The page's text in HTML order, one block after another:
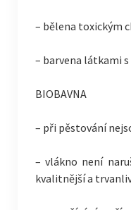
– bělena toxickým
– barvena látkami
BIOBAVNA
– při pěstování
– vlákno není
kvalitnější a